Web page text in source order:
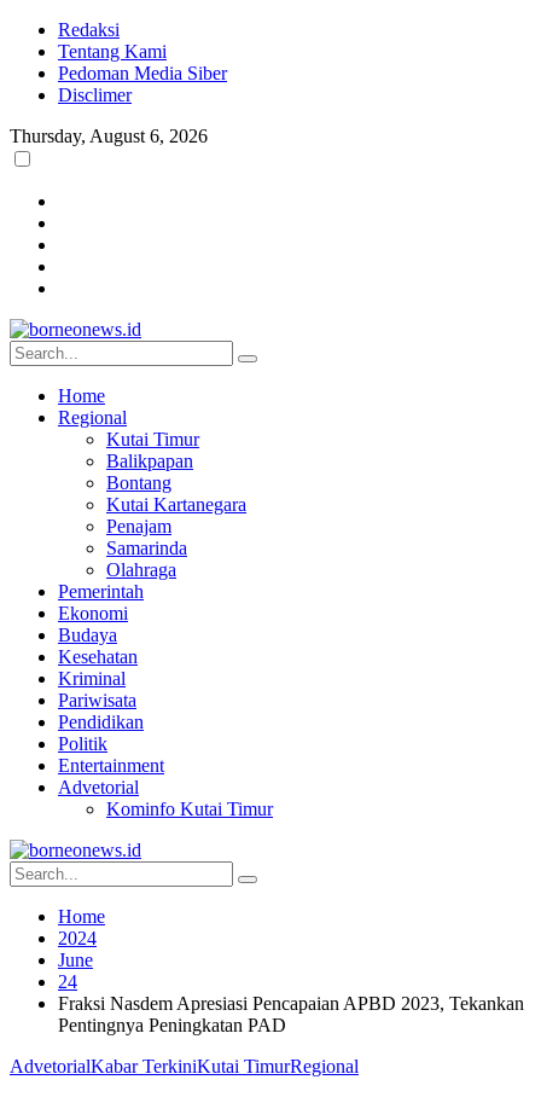
Redaksi
Tentang Kami
Pedoman Media Siber
Disclimer
Thursday, August 6, 2026
Home
Regional
Kutai Timur
Balikpapan
Bontang
Kutai Kartanegara
Penajam
Samarinda
Olahraga
Pemerintah
Ekonomi
Budaya
Kesehatan
Kriminal
Pariwisata
Pendidikan
Politik
Entertainment
Advetorial
Kominfo Kutai Timur
Home
2024
June
24
Fraksi Nasdem Apresiasi Pencapaian APBD 2023, Tekankan
Pentingnya Peningkatan PAD
AdvetorialKabar TerkiniKutai TimurRegional